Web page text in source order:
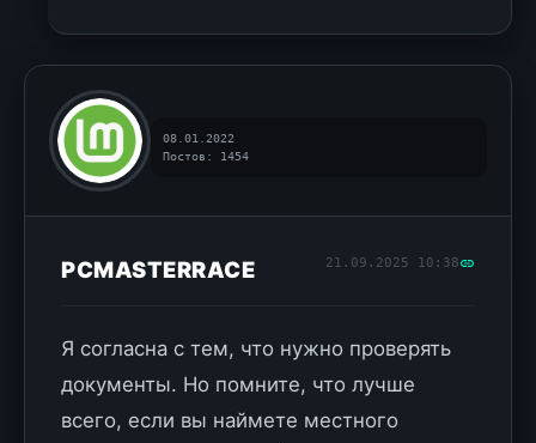
08.01.2022
Постов: 1454
PCMASTERRACE 21.09.2025 10:38
Я согласна с тем, что нужно проверять
документы. Но помните, что лучше
всего, если вы наймете местного